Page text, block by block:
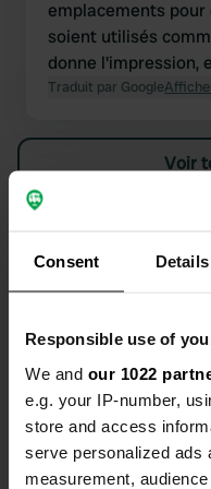
Consent Details
Responsible use of
We and our 1022
e.g. your IP-number,
store and access
serve personalized ads
measurement,
emplacements
soient utilisés
donne l'impression,
campeur, de payer
emplacement pour
Traduit par Google
Voir
Contact
Emplacement
IJsseldijk 85